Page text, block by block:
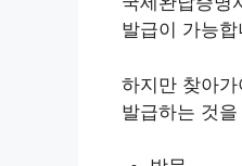
발급이 가능합
하지만 찾아
발급하는 것